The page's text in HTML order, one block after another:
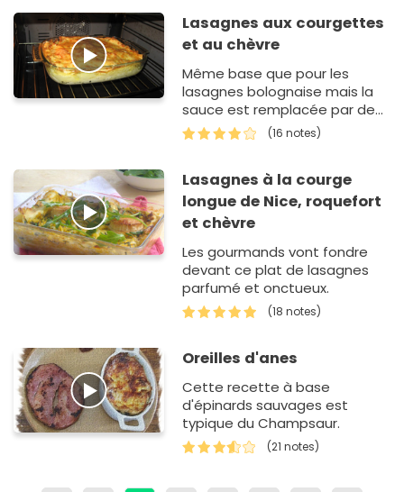
Lasagnes aux courgettes
et au chèvre
Même base que pour les
lasagnes bolognaise mais la
sauce est remplacée par des
courgettes et du chèvre.
(16 notes)
Lasagnes à la courge
longue de Nice, roquefort
et chèvre
Les gourmands vont fondre
devant ce plat de lasagnes
parfumé et onctueux.
(18 notes)
Oreilles d'anes
Cette recette à base
d'épinards sauvages est
typique du Champsaur.
(21 notes)